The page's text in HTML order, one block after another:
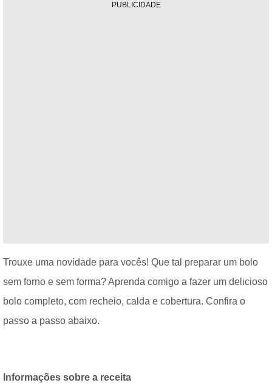
PUBLICIDADE
Trouxe uma novidade para vocês! Que tal preparar um bolo
sem forno e sem forma? Aprenda comigo a fazer um delicioso
bolo completo, com recheio, calda e cobertura. Confira o
passo a passo abaixo.
Informações sobre a receita